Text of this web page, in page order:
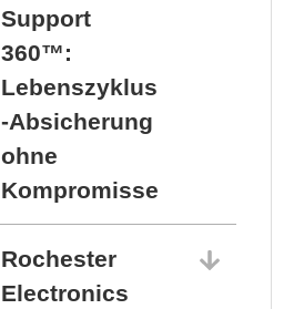
Support
360™:
Lebenszyklus
-Absicherung
ohne
Kompromisse
Rochester
Electronics